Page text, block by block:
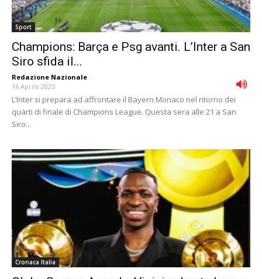
Sport
Champions: Barça e Psg avanti. L’Inter a San
Siro sfida il...
Redazione Nazionale -
16 Aprile 2025
L’Inter si prepara ad affrontare il Bayern Monaco nel ritorno dei
quarti di finale di Champions League. Questa sera alle 21 a San
Siro...
Cronaca Italia